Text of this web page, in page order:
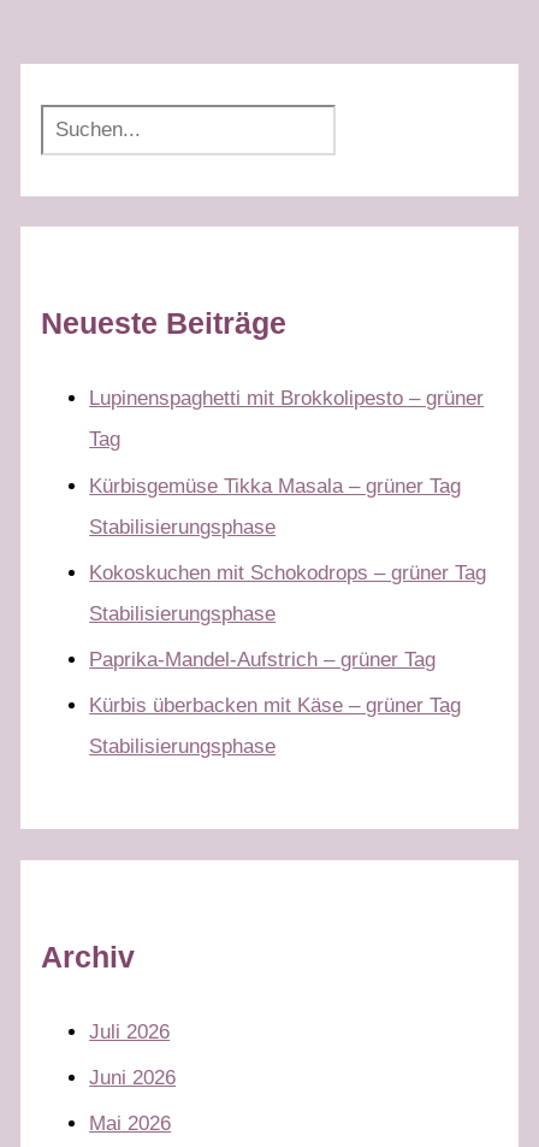
Suchen
Neueste Beiträge
Lupinenspaghetti mit Brokkolipesto – grüner
Tag
Kürbisgemüse Tikka Masala – grüner Tag
Stabilisierungsphase
Kokoskuchen mit Schokodrops – grüner Tag
Stabilisierungsphase
Paprika-Mandel-Aufstrich – grüner Tag
Kürbis überbacken mit Käse – grüner Tag
Stabilisierungsphase
Archiv
Juli 2026
Juni 2026
Mai 2026